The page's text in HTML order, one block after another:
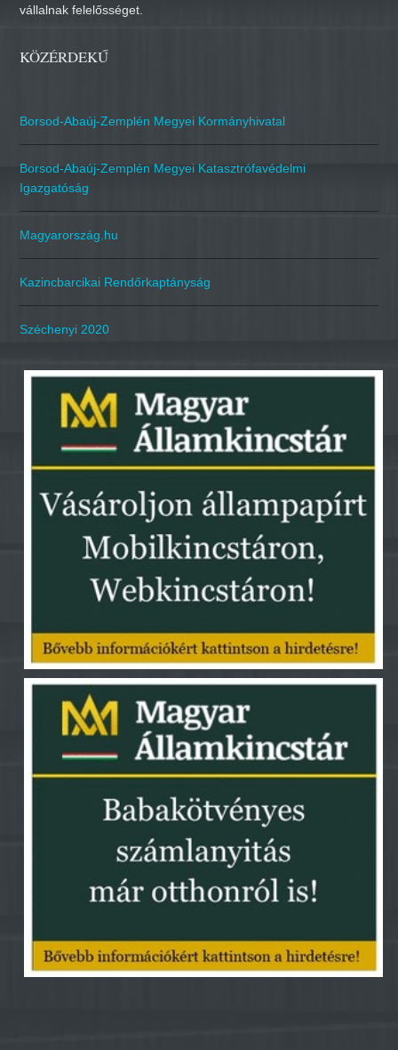
vállalnak felelősséget.
KÖZÉRDEKŰ
Borsod-Abaúj-Zemplén Megyei Kormányhivatal
Borsod-Abaúj-Zemplén Megyei Katasztrófavédelmi
Igazgatóság
Magyarország.hu
Kazincbarcikai Rendőrkaptányság
Széchenyi 2020